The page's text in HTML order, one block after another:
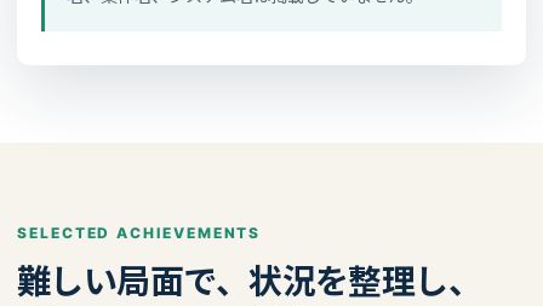
SELECTED ACHIEVEMENTS
難しい局面で、状況を整理し、